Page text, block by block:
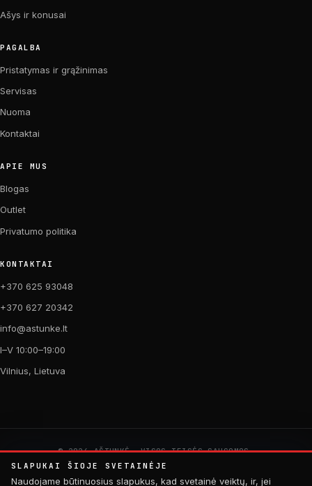
Ašys ir konusai
PAGALBA
Pristatymas ir grąžinimas
Servisas
Nuoma
Kontaktai
APIE MUS
Blogas
Outlet
Privatumo politika
KONTAKTAI
+370 625 93048
+370 627 20342
info@astunke.lt
I–V 10:00–19:00
Vilnius, Lietuva
© 2026 AŠTUNKĖ. VISOS TEISĖS SAUGOMOS.
PAGAMINTA SU MEILE DVIRAČIAMS. 🚴
by Digital Acid Studio
SLAPUKAI ŠIOJE SVETAINĖJE
Naudojame būtinuosius slapukus, kad svetainė veiktų, ir, jei